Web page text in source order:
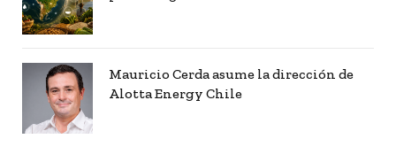
Mauricio Cerda asume la dirección de
Alotta Energy Chile